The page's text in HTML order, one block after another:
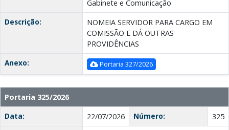
Gabinete e Comunicação
Descrição:
NOMEIA SERVIDOR PARA CARGO EM
COMISSÃO E DÁ OUTRAS
PROVIDÊNCIAS
Anexo:
Portaria 327/2026
Portaria 325/2026
Data:
22/07/2026 Número:
325